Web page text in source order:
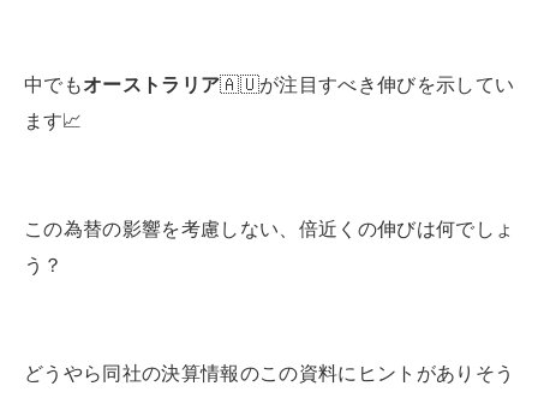
中でもオーストラリア🇦🇺が注目すべき伸びを示してい
ます📈
この為替の影響を考慮しない、倍近くの伸びは何でしょ
う？
どうやら同社の決算情報のこの資料にヒントがありそう